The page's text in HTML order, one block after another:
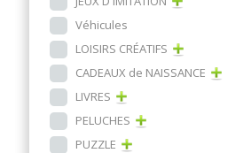
Véhicules
LOISIRS CRÉATIFS
CADEAUX de NAISSANCE
LIVRES
PELUCHES
PUZZLE